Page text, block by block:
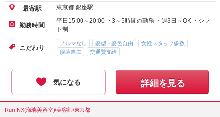
最寄駅 東京都 銀座駅
勤務時間
平日15:00～20:00 ・3～5時間の勤務 ・週3日～OK ・シフ
ト制
こだわり
ノルマなし 髪型・髪色自由
女性スタッフ多数
服装自由
交通費支給
気になる 詳細を見る
Ruri-NX(瑠璃美容室)/美容師/東京都